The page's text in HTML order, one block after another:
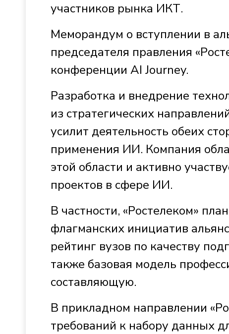
участников рынка ИКТ.
Меморандум о вступлении в
председателя правления
конференции AI Journey.
Разработка и внедрение
из стратегических
усилит деятельность обеих
применения ИИ. Компания
этой области и активно
проектов в сфере ИИ.
В частности, «Ростелеком»
флагманских инициатив
рейтинг вузов по качеству
также базовая модель
составляющую.
В прикладном направлении
требований к набору данных